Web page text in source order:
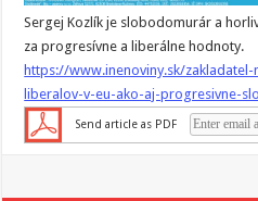
Sergej Kozlík je slobodomurár a
za progresívne a liberálne hodnoty.
https://www.inenoviny.sk/
liberalov-v-eu-ako-aj-progresivne-
Send article as PDF